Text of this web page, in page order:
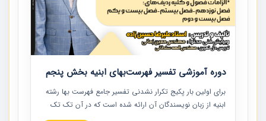
دوره آموزشی تفسیر فهرست‌بهای ابنیه بخش پنجم
برای اولین بار پکیج تکرار نشدنی تفسیر جامع فهرست بها رشته
ابنیه از زبان نویسندگان آن ارائه شده است که در آن تک تک
ردیف ها و مطالب فهرست بها تفسیر و ارائه شده است. این